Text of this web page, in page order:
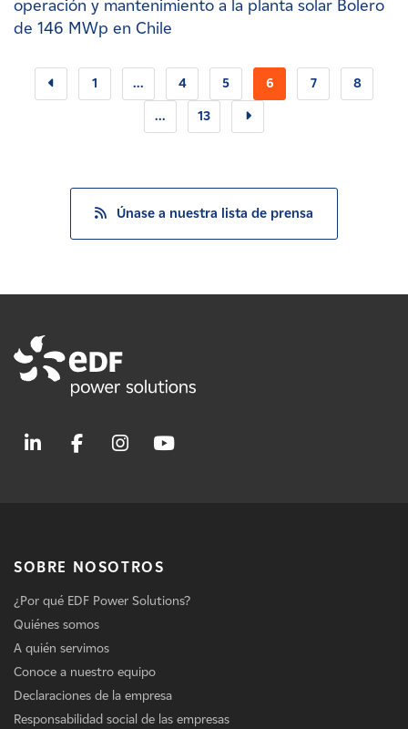
operación y mantenimiento a la planta solar Bolero
de 146 MWp en Chile
1 ... 4 5 6 7 8
... 13
Únase a nuestra lista de prensa
SOBRE NOSOTROS
¿Por qué EDF Power Solutions?
Quiénes somos
A quién servimos
Conoce a nuestro equipo
Declaraciones de la empresa
Responsabilidad social de las empresas